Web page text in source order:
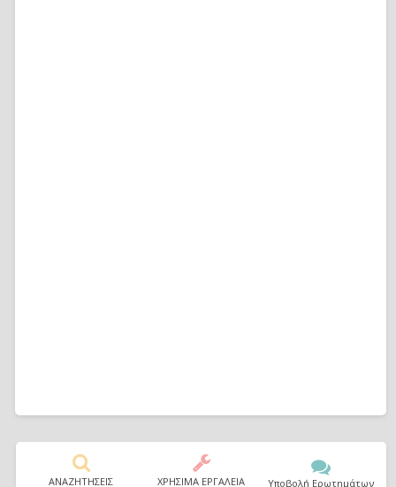
ΑΝΑΖΗΤΗΣΕΙΣ ΧΡΗΣΙΜΑ ΕΡΓΑΛΕΙΑ Υποβολή Ερωτημάτων